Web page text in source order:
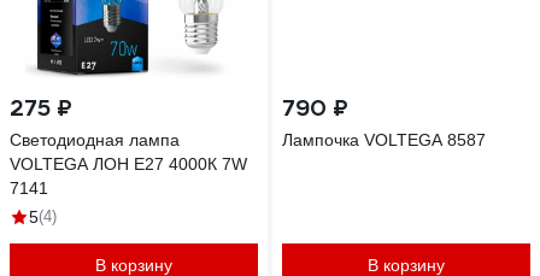
275 ₽
Светодиодная лампа
VOLTEGA ЛОН Е27 4000К 7W
7141
5(4)
В корзину
790 ₽
Лампочка VOLTEGA 8587
В корзину